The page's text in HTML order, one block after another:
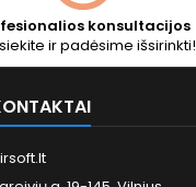
konsultacijos
ir padėsime išsirinkti!